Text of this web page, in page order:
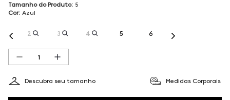
Tamanho do Produto: 5
Cor: Azul
2 3 4 5 6
Descubra seu tamanho Medidas Corporais